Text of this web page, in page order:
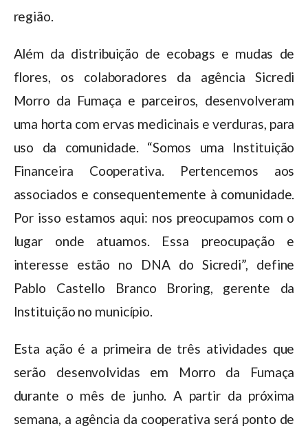
região.
Além da distribuição de ecobags e mudas de
flores, os colaboradores da agência Sicredi
Morro da Fumaça e parceiros, desenvolveram
uma horta com ervas medicinais e verduras, para
uso da comunidade. “Somos uma Instituição
Financeira Cooperativa. Pertencemos aos
associados e consequentemente à comunidade.
Por isso estamos aqui: nos preocupamos com o
lugar onde atuamos. Essa preocupação e
interesse estão no DNA do Sicredi”, define
Pablo Castello Branco Broring, gerente da
Instituição no município.
Esta ação é a primeira de três atividades que
serão desenvolvidas em Morro da Fumaça
durante o mês de junho. A partir da próxima
semana, a agência da cooperativa será ponto de